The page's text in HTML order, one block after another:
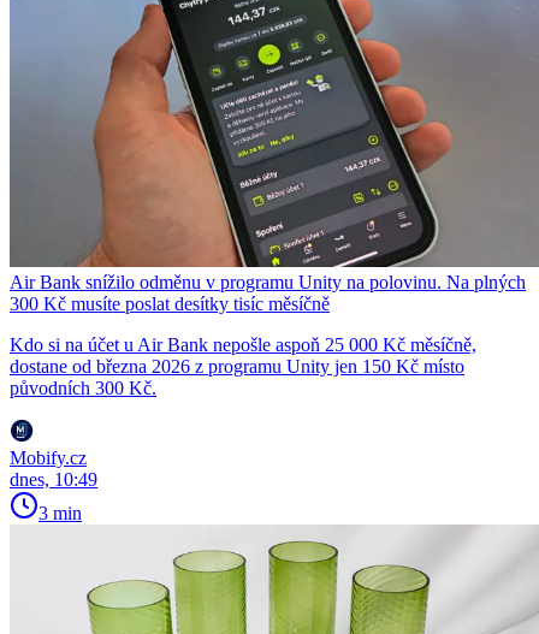
Air Bank snížilo odměnu v programu Unity na polovinu. Na plných
300 Kč musíte poslat desítky tisíc měsíčně
Kdo si na účet u Air Bank nepošle aspoň 25 000 Kč měsíčně,
dostane od března 2026 z programu Unity jen 150 Kč místo
původních 300 Kč.
Mobify.cz
dnes, 10:49
3 min